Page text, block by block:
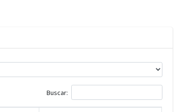
Buscar: